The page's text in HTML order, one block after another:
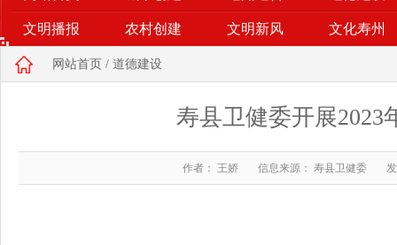
文明播报 农村创建 文明新风 文化寿州
网站首页 / 道德建设
寿县卫健委开展2023
作者： 王娇 信息来源： 寿县卫健委